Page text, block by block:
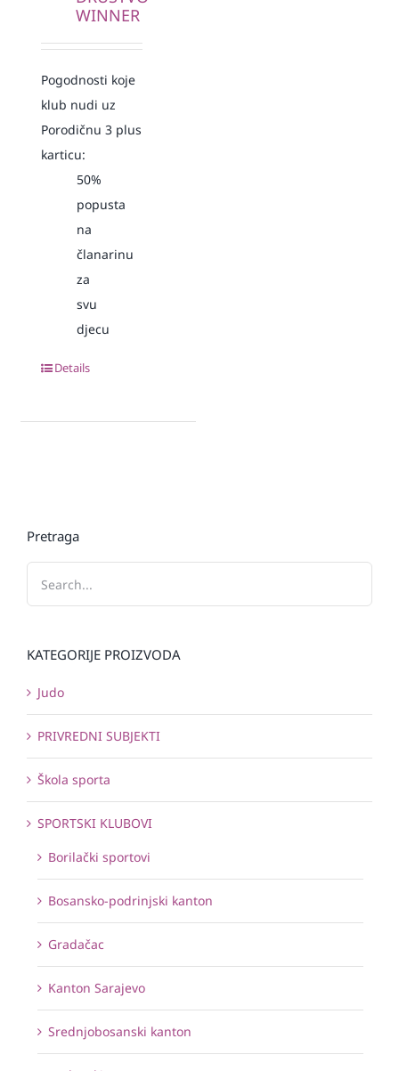
WINNER
Pogodnosti koje
klub nudi uz
Porodičnu 3 plus
karticu:
50%
popusta
na
članarinu
za
svu
djecu
Details
Pretraga
KATEGORIJE PROIZVODA
Judo
PRIVREDNI SUBJEKTI
Škola sporta
SPORTSKI KLUBOVI
Borilački sportovi
Bosansko-podrinjski kanton
Gradačac
Kanton Sarajevo
Srednjobosanski kanton